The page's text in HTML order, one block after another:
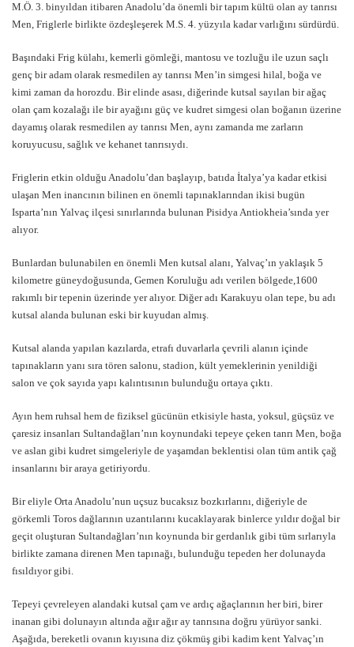
M.Ö. 3. binyıldan itibaren Anadolu’da önemli bir tapım kültü olan ay tanrısı
Men, Friglerle birlikte özdeşleşerek M.S. 4. yüzyıla kadar varlığını sürdürdü.
Başındaki Frig külahı, kemerli gömleği, mantosu ve tozluğu ile uzun saçlı
genç bir adam olarak resmedilen ay tanrısı Men’in simgesi hilal, boğa ve
kimi zaman da horozdu. Bir elinde asası, diğerinde kutsal sayılan bir ağaç
olan çam kozalağı ile bir ayağını güç ve kudret simgesi olan boğanın üzerine
dayamış olarak resmedilen ay tanrısı Men, aynı zamanda me zarların
koruyucusu, sağlık ve kehanet tanrısıydı.
Friglerin etkin olduğu Anadolu’dan başlayıp, batıda İtalya’ya kadar etkisi
ulaşan Men inancının bilinen en önemli tapınaklarından ikisi bugün
Isparta’nın Yalvaç ilçesi sınırlarında bulunan Pisidya Antiokheia’sında yer
alıyor.
Bunlardan bulunabilen en önemli Men kutsal alanı, Yalvaç’ın yaklaşık 5
kilometre güneydoğusunda, Gemen Koruluğu adı verilen bölgede,1600
rakımlı bir tepenin üzerinde yer alıyor. Diğer adı Karakuyu olan tepe, bu adı
kutsal alanda bulunan eski bir kuyudan almış.
Kutsal alanda yapılan kazılarda, etrafı duvarlarla çevrili alanın içinde
tapınakların yanı sıra tören salonu, stadion, kült yemeklerinin yenildiği
salon ve çok sayıda yapı kalıntısının bulunduğu ortaya çıktı.
Ayın hem ruhsal hem de fiziksel gücünün etkisiyle hasta, yoksul, güçsüz ve
çaresiz insanları Sultandağları’nın koynundaki tepeye çeken tanrı Men, boğa
ve aslan gibi kudret simgeleriyle de yaşamdan beklentisi olan tüm antik çağ
insanlarını bir araya getiriyordu.
Bir eliyle Orta Anadolu’nun uçsuz bucaksız bozkırlarını, diğeriyle de
görkemli Toros dağlarının uzantılarını kucaklayarak binlerce yıldır doğal bir
geçit oluşturan Sultandağları’nın koynunda bir gerdanlık gibi tüm sırlarıyla
birlikte zamana direnen Men tapınağı, bulunduğu tepeden her dolunayda
fısıldıyor gibi.
Tepeyi çevreleyen alandaki kutsal çam ve ardıç ağaçlarının her biri, birer
inanan gibi dolunayın altında ağır ağır ay tanrısına doğru yürüyor sanki.
Aşağıda, bereketli ovanın kıyısına diz çökmüş gibi kadim kent Yalvaç’ın